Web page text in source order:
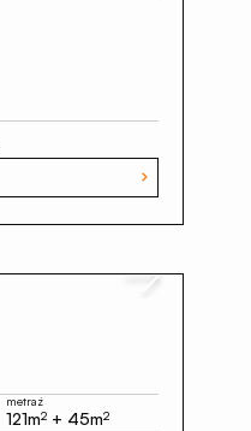
metraż
121m2+ 45m2